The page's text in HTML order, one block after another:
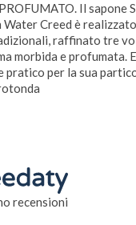
Il sapone
Water Creed è
raffinato tre
morbida e profumata.
pratico per la sua
recensioni